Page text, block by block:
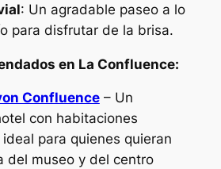
: Un agradable paseo a lo
para disfrutar de la brisa.
en La Confluence:
Confluence– Un
con habitaciones
para quienes quieran
del museo y del centro